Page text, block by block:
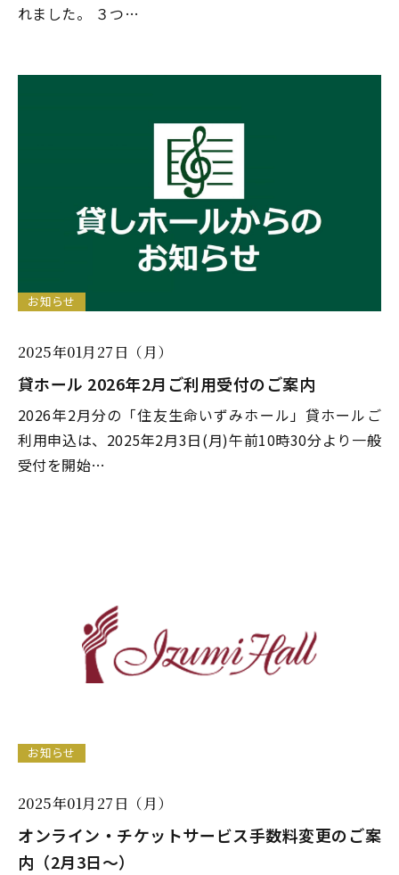
れました。 ３つ…
お知らせ
2025年01月27日（月）
貸ホール 2026年2月ご利用受付のご案内
2026年2月分の「住友生命いずみホール」貸ホールご
利用申込は、2025年2月3日(月)午前10時30分より一般
受付を開始…
お知らせ
2025年01月27日（月）
オンライン・チケットサービス手数料変更のご案
内（2月3日～）